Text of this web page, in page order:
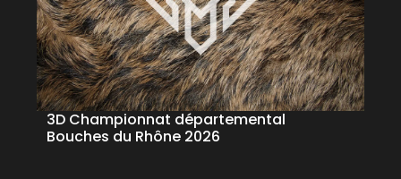
3D Championnat départemental
Bouches du Rhône 2026